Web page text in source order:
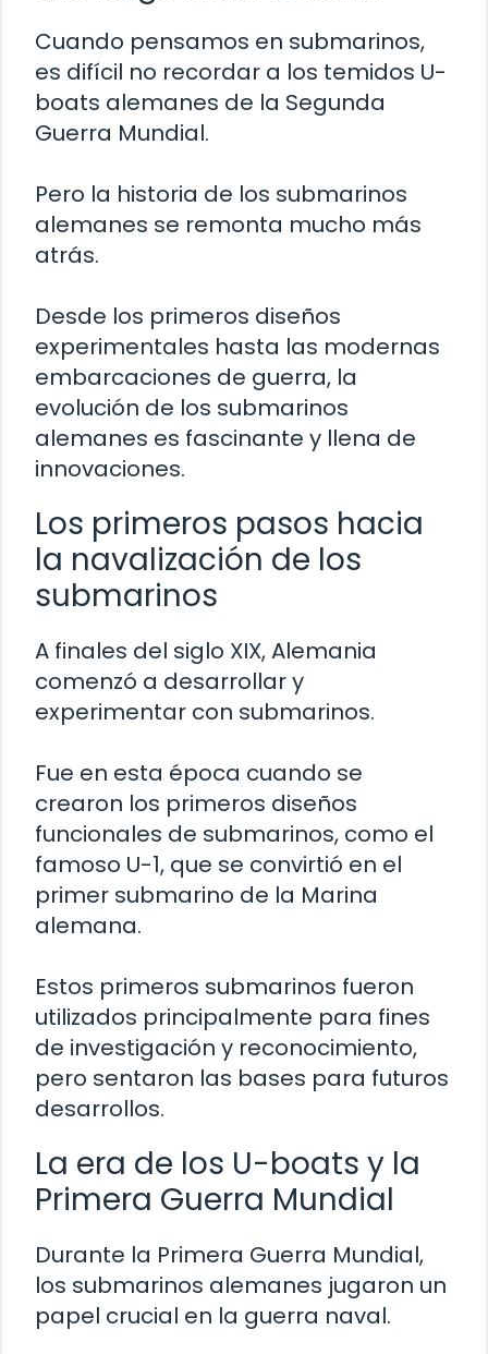
Cuando pensamos en submarinos,
es difícil no recordar a los temidos U-
boats alemanes de la Segunda
Guerra Mundial.
Pero la historia de los submarinos
alemanes se remonta mucho más
atrás.
Desde los primeros diseños
experimentales hasta las modernas
embarcaciones de guerra, la
evolución de los submarinos
alemanes es fascinante y llena de
innovaciones.
Los primeros pasos hacia
la navalización de los
submarinos
A finales del siglo XIX, Alemania
comenzó a desarrollar y
experimentar con submarinos.
Fue en esta época cuando se
crearon los primeros diseños
funcionales de submarinos, como el
famoso U-1, que se convirtió en el
primer submarino de la Marina
alemana.
Estos primeros submarinos fueron
utilizados principalmente para fines
de investigación y reconocimiento,
pero sentaron las bases para futuros
desarrollos.
La era de los U-boats y la
Primera Guerra Mundial
Durante la Primera Guerra Mundial,
los submarinos alemanes jugaron un
papel crucial en la guerra naval.